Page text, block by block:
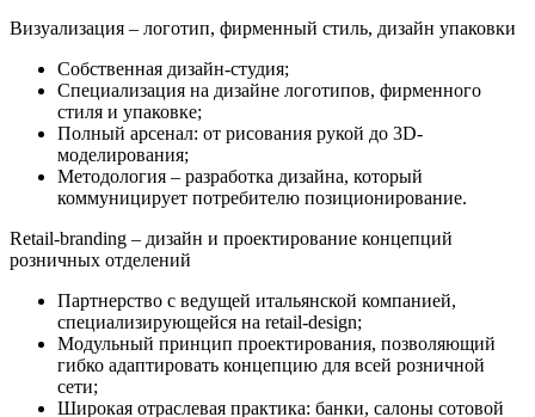
Визуализация – логотип, фирменный стиль, дизайн упаковки
Собственная дизайн-студия;
Специализация на дизайне логотипов, фирменного
стиля и упаковке;
Полный арсенал: от рисования рукой до 3D-
моделирования;
Методология – разработка дизайна, который
коммуницирует потребителю позиционирование.
Retail-branding – дизайн и проектирование концепций
розничных отделений
Партнерство с ведущей итальянской компанией,
специализирующейся на retail-design;
Модульный принцип проектирования, позволяющий
гибко адаптировать концепцию для всей розничной
сети;
Широкая отраслевая практика: банки, салоны сотовой